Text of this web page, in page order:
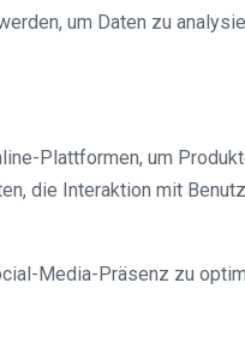
um Daten zu
Plattformen, um
die Interaktion mit
Media-Präsenz zu